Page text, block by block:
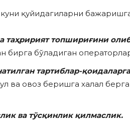
қуйидагиларни
таҳририят топшириғини
бирга бўладиган
тартиблар-
ва овоз беришга халал
ва тўсқинлик қилмаслик.